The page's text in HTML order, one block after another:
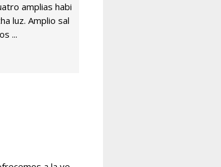
amplias habi
luz. Amplio sal
...